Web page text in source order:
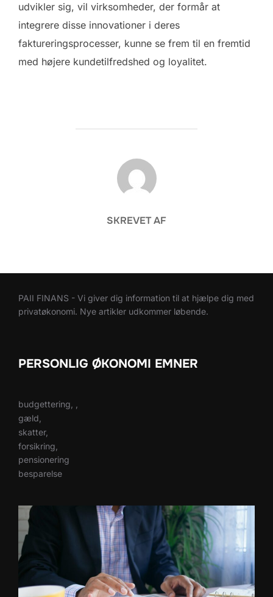
udvikler sig, vil virksomheder, der formår at
integrere disse innovationer i deres
faktureringsprocesser, kunne se frem til en fremtid
med højere kundetilfredshed og loyalitet.
FORFATTER
SKREVET AF
PAII FINANS - Vi giver dig information til at hjælpe dig med
privatøkonomi. Nye artikler udkommer løbende.
PERSONLIG ØKONOMI EMNER
budgettering, ,
gæld,
skatter,
forsikring,
pensionering
besparelse